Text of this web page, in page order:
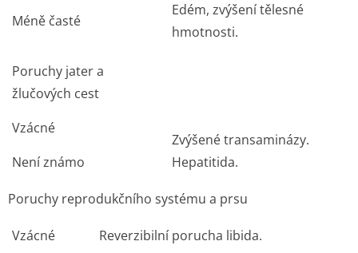
Méně časté
Edém, zvýšení tělesné
hmotnosti.
Poruchy jater a
žlučových cest
Vzácné
Není známo
Zvýšené transaminázy.
Hepatitida.
Poruchy reprodukčního systému a prsu
Vzácné Reverzibilní porucha libida.